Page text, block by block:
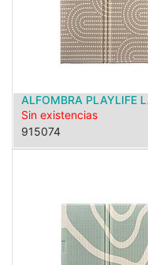
ALFOMBRA PLAYLIFE
Sin existencias
915074